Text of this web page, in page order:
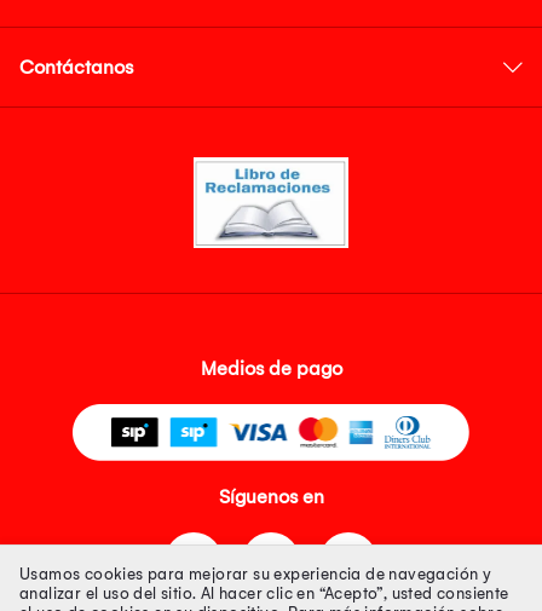
Contáctanos
Medios de pago
Síguenos en
Usamos cookies para mejorar su experiencia de navegación y
analizar el uso del sitio. Al hacer clic en “Acepto”, usted consiente